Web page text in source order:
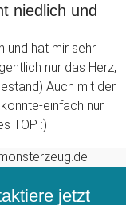
niedlich und
und hat mir sehr
nur das Herz,
Auch mit der
einfach nur
TOP :)
jetzt